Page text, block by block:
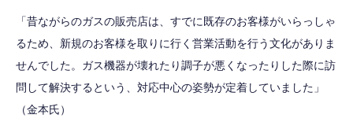
「昔ながらのガスの販売店は、すでに既存のお客様がいらっしゃ
るため、新規のお客様を取りに行く営業活動を行う文化がありま
せんでした。ガス機器が壊れたり調子が悪くなったりした際に訪
問して解決するという、対応中心の姿勢が定着していました」
（金本氏）